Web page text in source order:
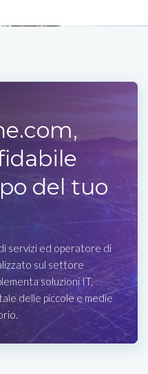
del tuo
servizi ed operatore di
sul settore
soluzioni IT,
delle piccole e medie